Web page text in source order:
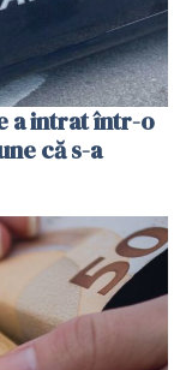
a intrat într-o
că s-a